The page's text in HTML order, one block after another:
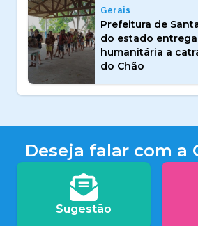
Gerais
Prefeitura de
do estado
humanitária a
do Chão
Deseja falar com a
Sugestão